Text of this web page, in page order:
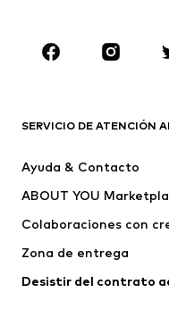
ROPA
Camisetas
Pantalones
Ropa interior
Trajes y chaquetas
Ropa de baño
SERVICIO DE ATENCIÓN
Ayuda & Contacto
ABOUT YOU
Colaboraciones con
Zona de entrega
Desistir del contrato